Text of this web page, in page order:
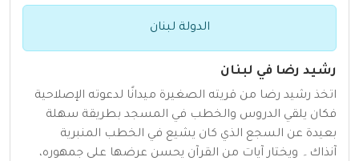
الدولة لبنان
رشيد رضا في لبنان
اتخذ رشيد رضا من قريته الصغيرة ميدانًا لدعوته الإصلاحية
فكان يلقي الدروس والخطب في المسجد بطريقة سهلة
بعيدة عن السجع الذي كان يشيع في الخطب المنبرية
آنذاك۔ ويختار آيات من القرآن يحسن عرضها على جمهوره،